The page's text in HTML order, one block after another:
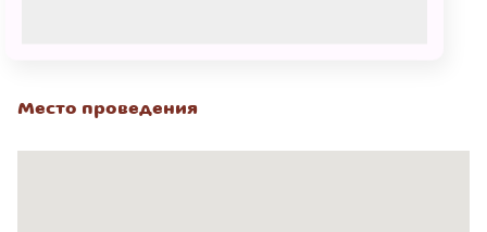
Место проведения